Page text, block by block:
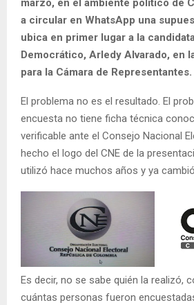
marzo, en el ambiente político de
a circular en WhatsApp una
ubica en primer lugar a la
Democrático, Arledy Alvarado, en
para la Cámara de Representantes.
El problema no es el resultado. El
encuesta no tiene ficha técnica
verificable ante el Consejo Nacional
hecho el logo del CNE de la
utilizó hace muchos años y ya
Es decir, no se sabe quién la realizó,
cuántas personas fueron